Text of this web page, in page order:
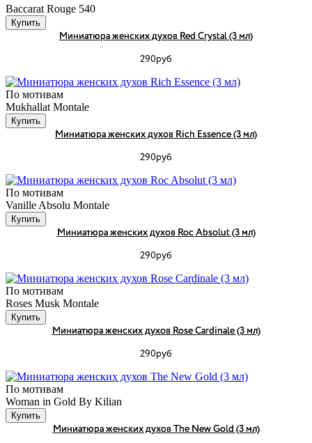
Baccarat Rouge 540
Купить
Миниатюра женских духов Red Crystal (3 мл)
290руб
По мотивам
Mukhallat Montale
Купить
Миниатюра женских духов Rich Essence (3 мл)
290руб
По мотивам
Vanille Absolu Montale
Купить
Миниатюра женских духов Roc Absolut (3 мл)
290руб
По мотивам
Roses Musk Montale
Купить
Миниатюра женских духов Rose Cardinale (3 мл)
290руб
По мотивам
Woman in Gold By Kilian
Купить
Миниатюра женских духов The New Gold (3 мл)